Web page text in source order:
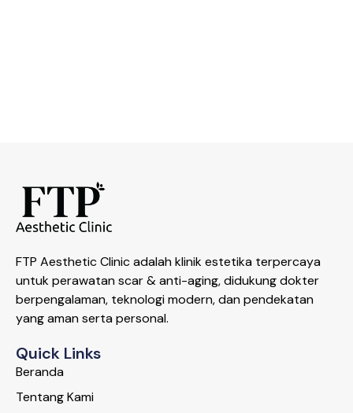
FTP Aesthetic Clinic adalah klinik estetika terpercaya
untuk perawatan scar & anti-aging, didukung dokter
berpengalaman, teknologi modern, dan pendekatan
yang aman serta personal.
Quick Links
Beranda
Tentang Kami